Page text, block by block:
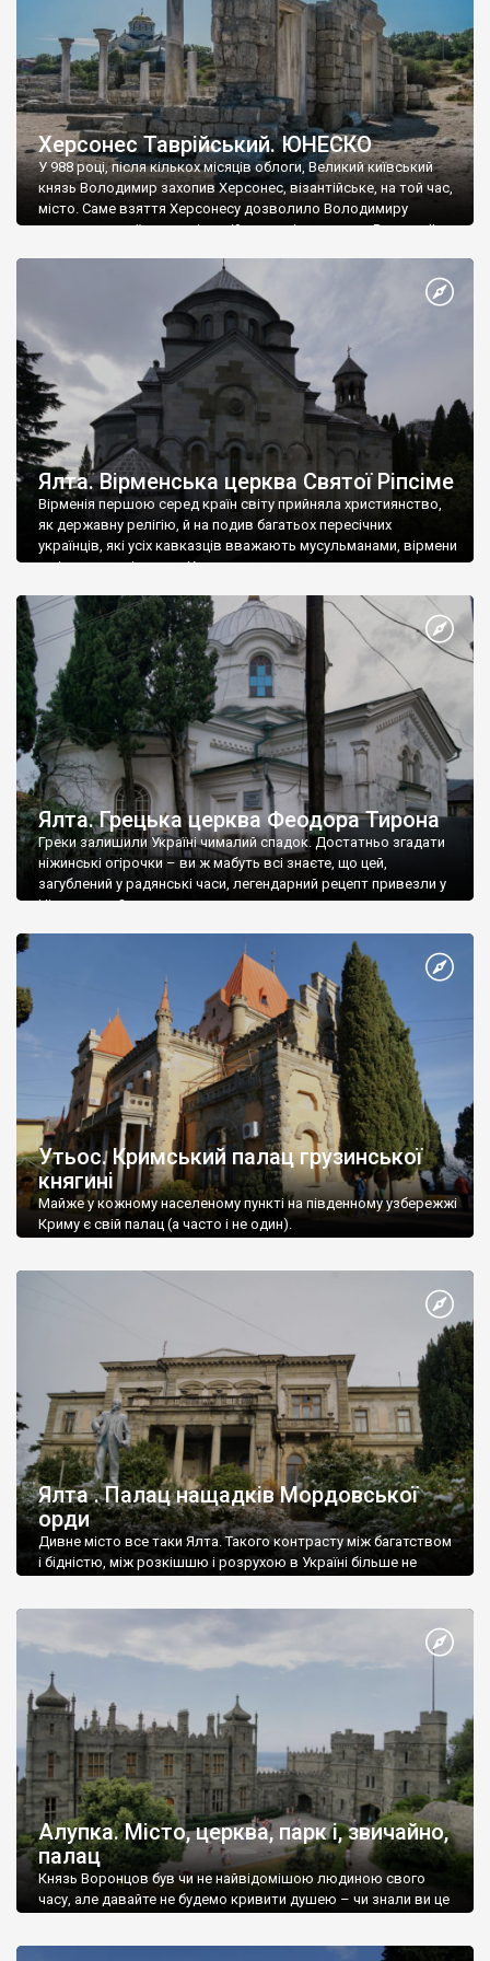
Херсонес Таврійський. ЮНЕСКО
У 988 році, після кількох місяців облоги, Великий київський
князь Володимир захопив Херсонес, візантійське, на той час,
місто. Саме взяття Херсонесу дозволило Володимиру
диктувати свої умови візантійському імператору Василю ІІ, та
Херсонесі Володимир-язичник, став Василем-християнином.
А потім було Хрещення Русі. На честь Херсонесу Таврійського
Ялта. Вірменська церква Святої Ріпсіме
Вірменія першою серед країн світу прийняла християнство,
як державну релігію, й на подив багатьох пересічних
українців, які усіх кавказців вважають мусульманами, вірмени
є відданими вірянами Христа
Ялта. Грецька церква Феодора Тирона
Греки залишили Україні чималий спадок. Достатньо згадати
ніжинські огірочки – ви ж мабуть всі знаєте, що цей,
загублений у радянські часи, легендарний рецепт привезли у
Ніжин греки?
Утьос. Кримський палац грузинської
княгині
Майже у кожному населеному пункті на південному узбережжі
Криму є свій палац (а часто і не один).
Ялта . Палац нащадків Мордовської
орди
Дивне місто все таки Ялта. Такого контрасту між багатством
і бідністю, між розкішшю і розрухою в Україні більше не
Алупка. Місто, церква, парк і, звичайно,
палац
Князь Воронцов був чи не найвідомішою людиною свого
часу, але давайте не будемо кривити душею – чи знали ви це